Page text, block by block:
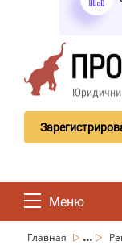
Меню
Главная ...